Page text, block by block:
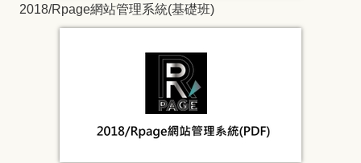
2018/Rpage網站管理系統(基礎班)